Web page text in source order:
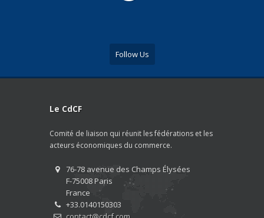
Follow Us
Le CdCF
Comité de liaison qui réunit les fédérations et les
acteurs économiques du commerce.
76-78 avenue des Champs Élysées
F-75008 Paris
France
+33.0140150303